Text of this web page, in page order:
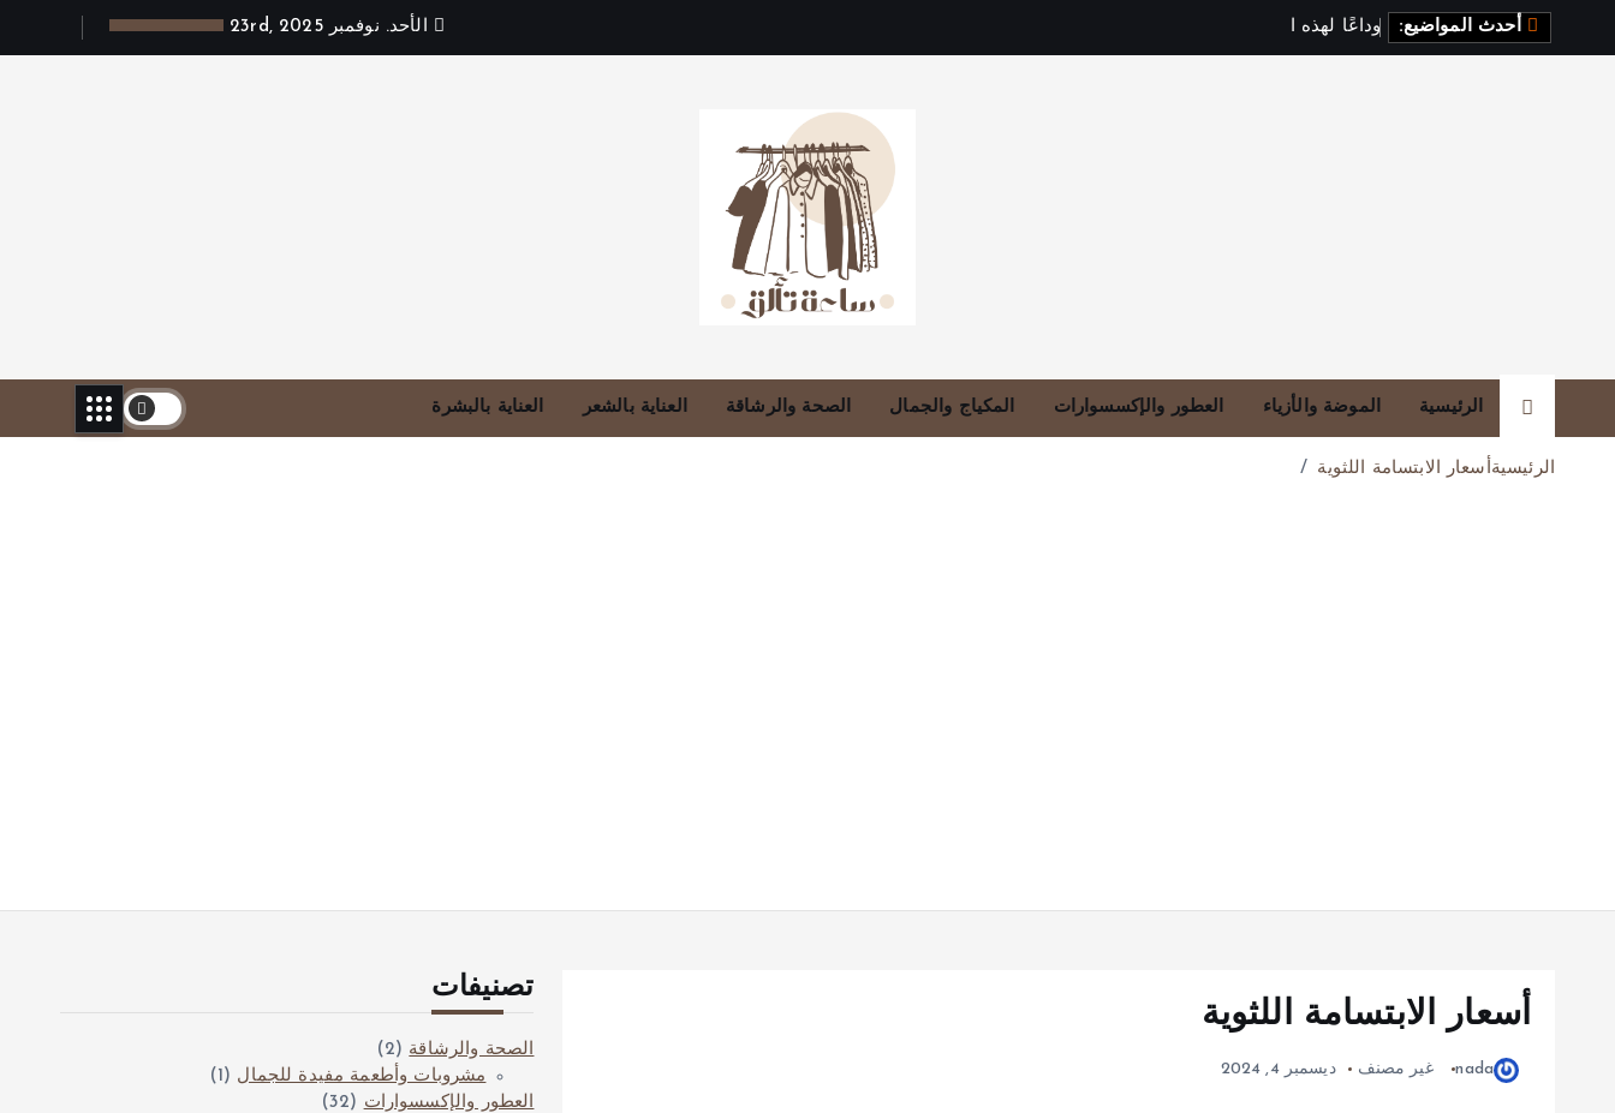
ت
ى
أحدث المواضيع: وداعا لهذه ا الأحد. نوفمبر 23rd, 2025
الرئيسية الموضة والأزياء العطور والإكسسوارات المكياج والجمال الصحة والرشاقة العناية بالشعر العناية بالبشرة
الرئيسيةأسعار الابتسامة اللثوية
أسعار الابتسامة اللثوية
nada غير مصنف ديسمبر 4, 2024
تصنيفات
الصحة والرشاقة (2)
مشروبات وأطعمة مفيدة للجمال (1)
العطور والإكسسوارات (32)